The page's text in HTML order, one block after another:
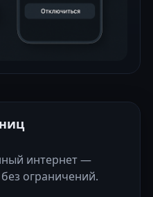
интернет —
ограничений.